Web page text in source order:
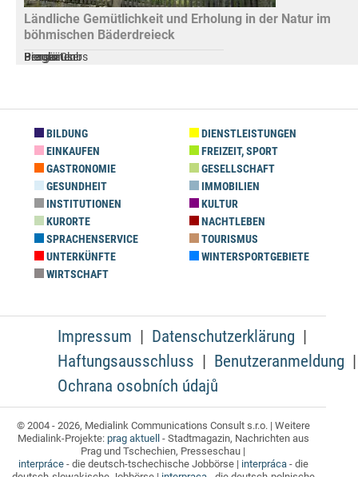
Brauhäuser
Biergärten
Prager Clubs
Ländliche Gemütlichkeit und Erholung in der Natur im
böhmischen Bäderdreieck
Pensionen
BILDUNG
DIENSTLEISTUNGEN
EINKAUFEN
FREIZEIT, SPORT
GASTRONOMIE
GESELLSCHAFT
GESUNDHEIT
IMMOBILIEN
INSTITUTIONEN
KULTUR
KURORTE
NACHTLEBEN
SPRACHENSERVICE
TOURISMUS
UNTERKÜNFTE
WINTERSPORTGEBIETE
WIRTSCHAFT
Impressum
Datenschutzerklärung
Haftungsausschluss
Benutzeranmeldung
Ochrana osobních údajů
© 2004 - 2026, Medialink Communications Consult s.r.o. | Weitere
Medialink-Projekte: prag aktuell - Stadtmagazin, Nachrichten aus
Prag und Tschechien, Presseschau |
interpráce- die deutsch-tschechische Jobbörse | interpráca- die